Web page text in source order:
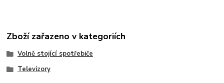
Zboží zařazeno v kategoriích
Volně stojící spotřebiče
Televizory